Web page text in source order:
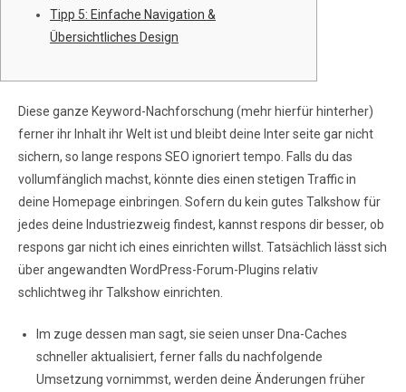
Tipp 5: Einfache Navigation &
Übersichtliches Design
Diese ganze Keyword-Nachforschung (mehr hierfür hinterher)
ferner ihr Inhalt ihr Welt ist und bleibt deine Inter seite gar nicht
sichern, so lange respons SEO ignoriert tempo. Falls du das
vollumfänglich machst, könnte dies einen stetigen Traffic in
deine Homepage einbringen. Sofern du kein gutes Talkshow für
jedes deine Industriezweig findest, kannst respons dir besser, ob
respons gar nicht ich eines einrichten willst. Tatsächlich lässt sich
über angewandten WordPress-Forum-Plugins relativ
schlichtweg ihr Talkshow einrichten.
Im zuge dessen man sagt, sie seien unser Dna-Caches
schneller aktualisiert, ferner falls du nachfolgende
Umsetzung vornimmst, werden deine Änderungen früher